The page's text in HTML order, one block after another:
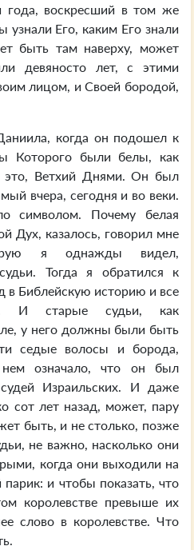
года, воскресший в том же
узнали Его, каким Его знали
быть там наверху, может
девяносто лет, с этими
лицом, и Своей бородой,
когда он подошел к
Которого были белы, как
это, Ветхий Днями. Он был
вчера, сегодня и во веки.
символом. Почему белая
Дух, казалось, говорил мне
я однажды видел,
Тогда я обратился к
в Библейскую историю и все
И старые судьи, как
у него должны были быть
седые волосы и борода,
означало, что он был
Израильских. И даже
сот лет назад, может, пару
быть, и не столько, позже
не важно, насколько они
когда они выходили на
и чтобы показать, что
королевстве превыше их
слово в королевстве. Что